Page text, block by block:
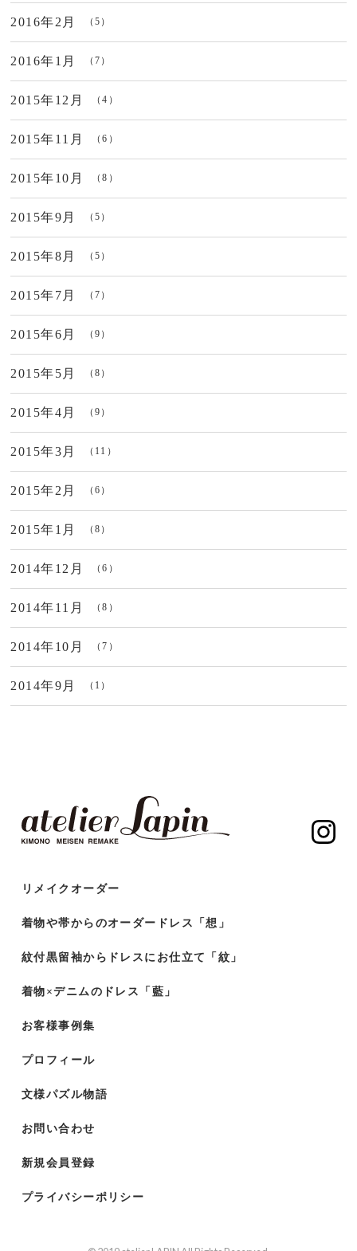
2016年2月 （5）
2016年1月 （7）
2015年12月 （4）
2015年11月 （6）
2015年10月 （8）
2015年9月 （5）
2015年8月 （5）
2015年7月 （7）
2015年6月 （9）
2015年5月 （8）
2015年4月 （9）
2015年3月 （11）
2015年2月 （6）
2015年1月 （8）
2014年12月 （6）
2014年11月 （8）
2014年10月 （7）
2014年9月 （1）
リメイクオーダー
着物や帯からのオーダードレス「想」
紋付黒留袖からドレスにお仕立て「紋」
着物×デニムのドレス「藍」
お客様事例集
プロフィール
文様パズル物語
お問い合わせ
新規会員登録
プライバシーポリシー